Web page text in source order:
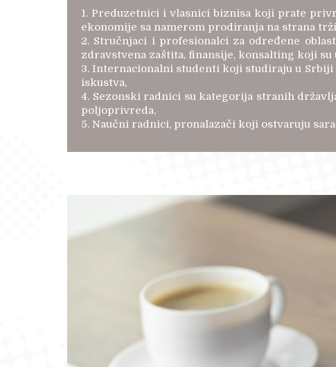
1. Preduzetnici i vlasnici biznisa koji prate
ekonomije sa namerom prodiranja na strana
2. Stručnjaci i profesionalci za određene
zdravstvena zaštita, finansije, konsalting koji
3. Internacionalni studenti koji studiraju u Srbiji
iskustva,
4. Sezonski radnici su kategorija stranih
poljoprivreda,
5. Naučni radnici, pronalazači koji ostvaruju